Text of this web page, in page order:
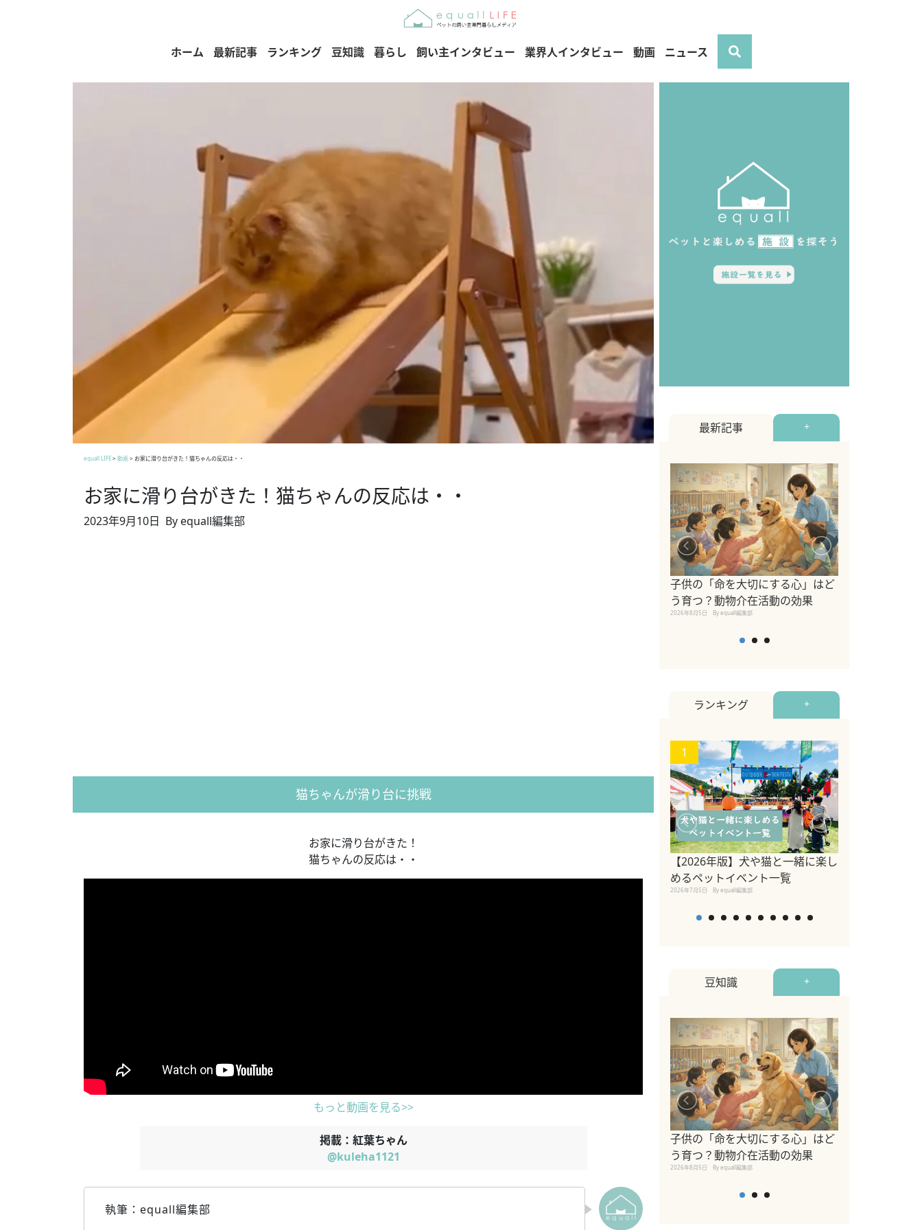
ホーム 最新記事 ランキング 豆知識 暮らし 飼い主インタビュー 業界人インタビュー 動画 ニュース
equall LIFE> 動画> お家に滑り台がきた！猫ちゃんの反応は・・
お家に滑り台がきた！猫ちゃんの反応は・・
2023年9月10日 By equall編集部
猫ちゃんが滑り台に挑戦
お家に滑り台がきた！
猫ちゃんの反応は・・
もっと動画を見る>>
掲載：紅葉ちゃん
@kuleha1121
執筆：equall編集部
最新記事 +
子供の「命を大切にする心」はど
う育つ？動物介在活動の効果
2026年8月5日 By equall編集部
ランキング +
1
【2026年版】犬や猫と一緒に楽し
めるペットイベント一覧
2026年7月5日 By equall編集部
豆知識 +
子供の「命を大切にする心」はど
う育つ？動物介在活動の効果
2026年8月5日 By equall編集部